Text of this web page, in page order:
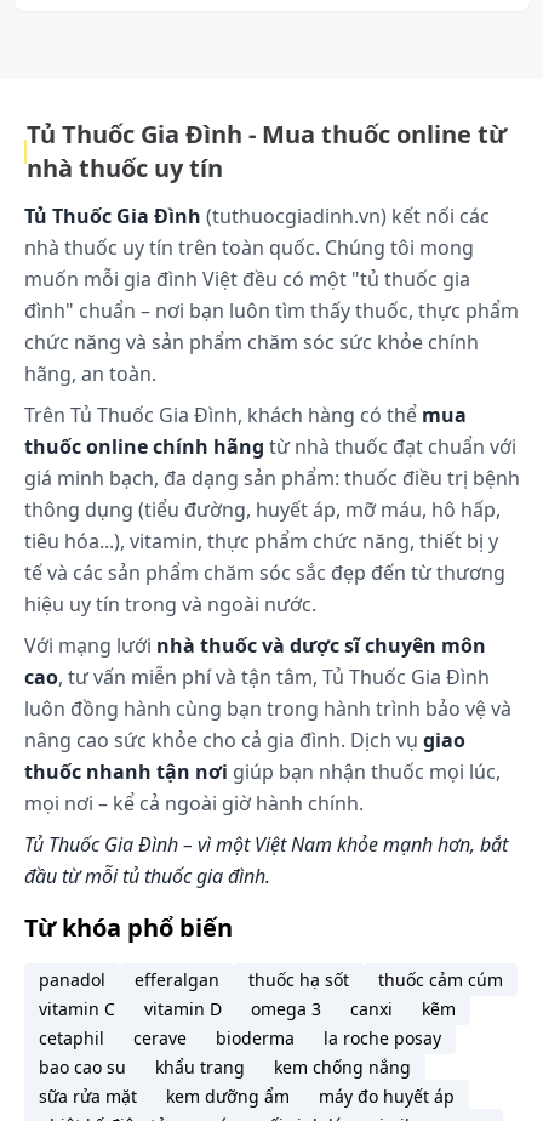
không đầy đủ lượng vitamin C cần thiết, dẫn đến
bệnh scorbut. Thiếu hụt vitamin C rất hiếm xảy ra ở
người lớn, nhưng có thể thấy ở trẻ nhỏ, người
nghiện rượu hoặc người cao tuổi. Thiếu hụt biểu
hiện qua các triệu chứng như dễ chảy máu (mạch
máu nhỏ, chân răng, lợi), thành mao mạch dễ vỡ,
thiếu máu, tổn thương sụn và xương, chậm lành vết
thương. Dùng vitamin C làm mất hoàn toàn các
triệu chứng trên.
Hấp thu:
Vitamin C được hấp thu dễ dàng sau khi uống. Tuy
vậy, hấp thu là một quá trình tích cực và có thể bị
hạn chế sau những liều rất lớn. Cung cấp thường
xuyên vitamin C qua chế độ ăn từ 30–180 mg hàng
ngày, khoảng 70–90% được hấp thu.
Uống liều trên 1 g hàng ngày, sự hấp thu giảm
xuống còn khoảng 50% hoặc ít hơn. Trong nghiên
cứu ở người bình thường, chỉ có khoảng 50% của
một liều uống 1,5 g vitamin C được hấp thu. Hấp
thu vitamin C ở dạ dày–ruột có thể giảm ở người bị
tiêu chảy hoặc có bệnh về dạ dày–ruột.
Nồng độ vitamin C bình thường trong huyết tương
khoảng 10–20 μg/mL. Nồng độ trong huyết tương
dưới 1–1,5 μg/ml trong bệnh scorbut. Tổng lượng
vitamin C dự trữ trong cơ thể ước tính khoảng 1,5 g
với khoảng 30–46 mg được luân chuyển hàng ngày.
Vitamin C phân bố rộng rãi trong các mô cơ thể.
Nồng độ vitamin C cao được tìm thấy ở gan, bạch
cầu, tiểu cầu, mô tuyến và thủy tinh thể của mắt.
Khoảng 25% vitamin C trong huyết tương kết hợp
với protein. Vitamin C đi qua được nhau thai và
Tủ Thuốc Gia Đình - Mua thuốc online từ
nhà thuốc uy tín
Tủ Thuốc Gia Đình (tuthuocgiadinh.vn) kết nối các
nhà thuốc uy tín trên toàn quốc. Chúng tôi mong
muốn mỗi gia đình Việt đều có một "tủ thuốc gia
đình" chuẩn – nơi bạn luôn tìm thấy thuốc, thực phẩm
chức năng và sản phẩm chăm sóc sức khỏe chính
hãng, an toàn.
Trên Tủ Thuốc Gia Đình, khách hàng có thể mua
thuốc online chính hãng từ nhà thuốc đạt chuẩn với
giá minh bạch, đa dạng sản phẩm: thuốc điều trị bệnh
thông dụng (tiểu đường, huyết áp, mỡ máu, hô hấp,
tiêu hóa...), vitamin, thực phẩm chức năng, thiết bị y
tế và các sản phẩm chăm sóc sắc đẹp đến từ thương
hiệu uy tín trong và ngoài nước.
Với mạng lưới nhà thuốc và dược sĩ chuyên môn
cao, tư vấn miễn phí và tận tâm, Tủ Thuốc Gia Đình
luôn đồng hành cùng bạn trong hành trình bảo vệ và
nâng cao sức khỏe cho cả gia đình. Dịch vụ giao
thuốc nhanh tận nơi giúp bạn nhận thuốc mọi lúc,
mọi nơi – kể cả ngoài giờ hành chính.
Tủ Thuốc Gia Đình – vì một Việt Nam khỏe mạnh hơn, bắt
đầu từ mỗi tủ thuốc gia đình.
Từ khóa phổ biến
panadol efferalgan thuốc hạ sốt
thuốc cảm cúm
vitamin C
vitamin D omega 3 canxi
kẽm
cetaphil
cerave bioderma
la roche posay
bao cao su
khẩu trang
kem chống nắng
sữa rửa mặt
kem dưỡng ẩm
máy đo huyết áp